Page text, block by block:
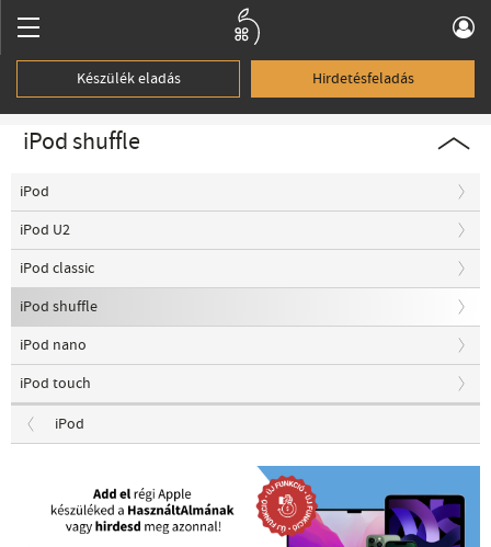
Készülék eladás Hirdetésfeladás
iPod shuffle
iPod
iPod U2
iPod classic
iPod shuffle
iPod nano
iPod touch
iPod